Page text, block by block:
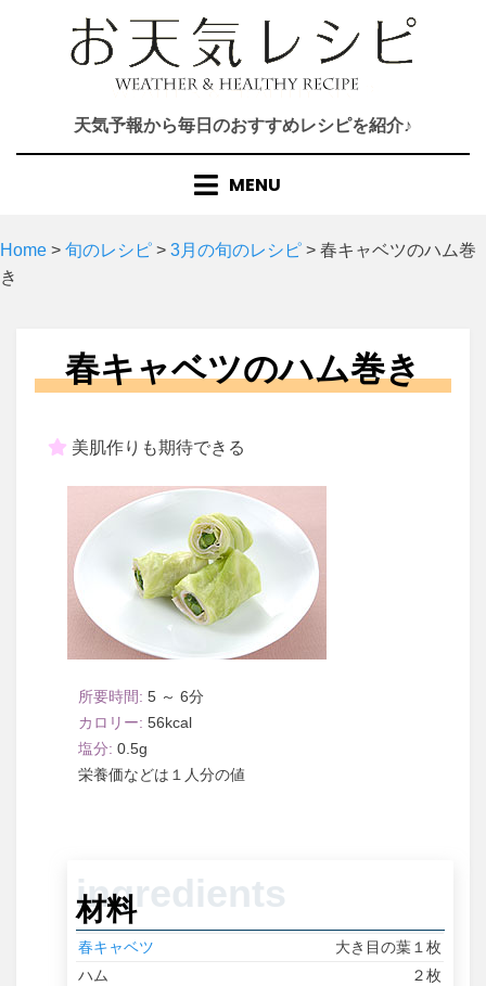
天気予報から毎日のおすすめレシピを紹介♪
MENU
Home > 旬のレシピ > 3月の旬のレシピ > 春キャベツのハム巻
き
春キャベツのハム巻き
美肌作りも期待できる
5 ～ 6
56
0.5
１人分
材料
春キャベツ
大き目の葉１枚
ハム
２枚